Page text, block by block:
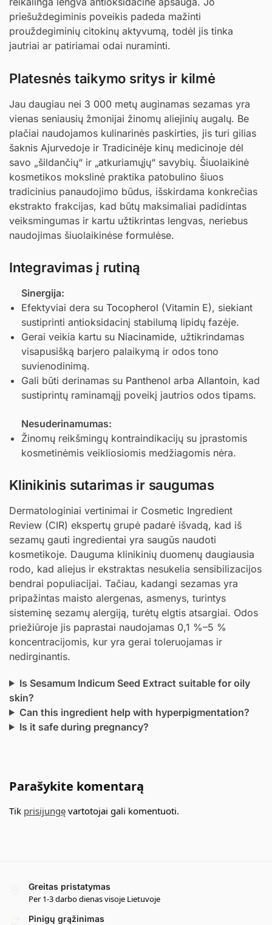
priešuždegiminis poveikis padeda mažinti
prouždegiminių citokinų aktyvumą, todėl jis tinka
jautriai ar patiriamai odai nuraminti.
Platesnės taikymo sritys ir kilmė
Jau daugiau nei 3 000 metų auginamas sezamas yra
vienas seniausių žmonijai žinomų aliejinių augalų. Be
plačiai naudojamos kulinarinės paskirties, jis turi gilias
šaknis Ajurvedoje ir Tradicinėje kinų medicinoje dėl
savo „šildančių“ ir „atkuriamųjų“ savybių. Šiuolaikinė
kosmetikos mokslinė praktika patobulino šiuos
tradicinius panaudojimo būdus, išskirdama konkrečias
ekstrakto frakcijas, kad būtų maksimaliai padidintas
veiksmingumas ir kartu užtikrintas lengvas, neriebus
naudojimas šiuolaikinėse formulėse.
Integravimas į rutiną
Sinergija:
Efektyviai dera su Tocopherol (Vitamin E), siekiant
sustiprinti antioksidacinį stabilumą lipidų fazėje.
Gerai veikia kartu su Niacinamide, užtikrindamas
visapusišką barjero palaikymą ir odos tono
suvienodinimą.
Gali būti derinamas su Panthenol arba Allantoin, kad
sustiprintų raminamąjį poveikį jautrios odos tipams.
Nesuderinamumas:
Žinomų reikšmingų kontraindikacijų su įprastomis
kosmetinėmis veikliosiomis medžiagomis nėra.
Klinikinis sutarimas ir saugumas
Dermatologiniai vertinimai ir Cosmetic Ingredient
Review (CIR) ekspertų grupė padarė išvadą, kad iš
sezamų gauti ingredientai yra saugūs naudoti
kosmetikoje. Dauguma klinikinių duomenų daugiausia
rodo, kad aliejus ir ekstraktas nesukelia sensibilizacijos
bendrai populiacijai. Tačiau, kadangi sezamas yra
pripažintas maisto alergenas, asmenys, turintys
sisteminę sezamų alergiją, turėtų elgtis atsargiai. Odos
priežiūroje jis paprastai naudojamas 0,1 %–5 %
koncentracijomis, kur yra gerai toleruojamas ir
nedirginantis.
Is Sesamum Indicum Seed Extract suitable for oily
skin?
Can this ingredient help with hyperpigmentation?
Is it safe during pregnancy?
Parašykite komentarą
Tik prisijungę vartotojai gali komentuoti.
Greitas pristatymas
Per 1-3 darbo dienas visoje Lietuvoje
Pinigų grąžinimas